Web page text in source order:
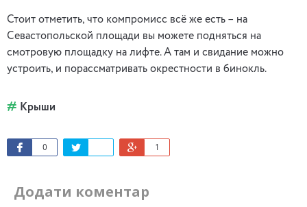
Стоит отметить, что компромисс всё же есть – на
Севастопольской площади вы можете подняться на
смотровую площадку на лифте. А там и свидание можно
устроить, и порассматривать окрестности в бинокль.
Крыши
0
Додати коментар